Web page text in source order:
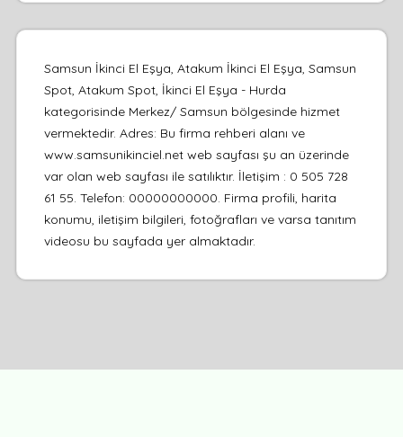
Samsun İkinci El Eşya, Atakum İkinci El Eşya, Samsun
Spot, Atakum Spot, İkinci El Eşya - Hurda
kategorisinde Merkez/ Samsun bölgesinde hizmet
vermektedir. Adres: Bu firma rehberi alanı ve
www.samsunikinciel.net web sayfası şu an üzerinde
var olan web sayfası ile satılıktır. İletişim : 0 505 728
61 55. Telefon: 00000000000. Firma profili, harita
konumu, iletişim bilgileri, fotoğrafları ve varsa tanıtım
videosu bu sayfada yer almaktadır.